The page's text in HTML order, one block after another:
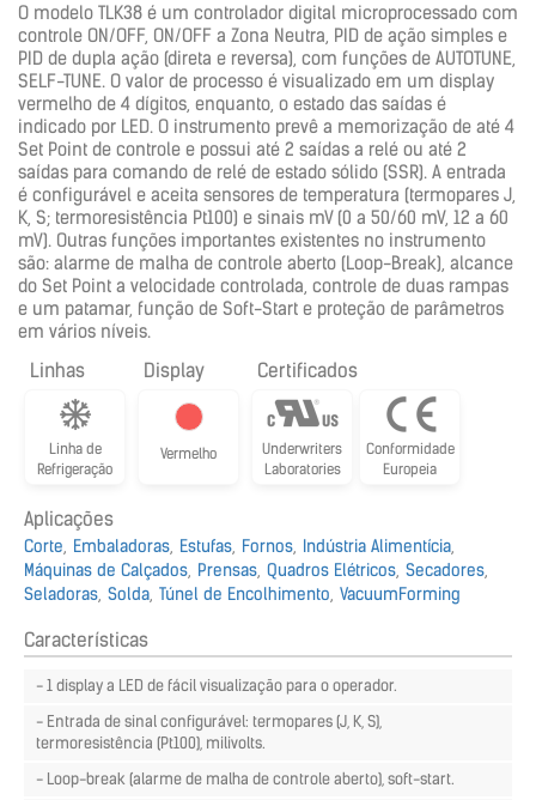
O modelo TLK38 é um controlador digital microprocessado com
controle ON/OFF, ON/OFF a Zona Neutra, PID de ação simples e
PID de dupla ação (direta e reversa), com funções de AUTOTUNE,
SELF-TUNE. O valor de processo é visualizado em um display
vermelho de 4 dígitos, enquanto, o estado das saídas é
indicado por LED. O instrumento prevê a memorização de até 4
Set Point de controle e possui até 2 saídas a relé ou até 2
saídas para comando de relé de estado sólido (SSR). A entrada
é configurável e aceita sensores de temperatura (termopares J,
K, S; termoresistência Pt100) e sinais mV (0 a 50/60 mV, 12 a 60
mV). Outras funções importantes existentes no instrumento
são: alarme de malha de controle aberto (Loop-Break), alcance
do Set Point a velocidade controlada, controle de duas rampas
e um patamar, função de Soft-Start e proteção de parâmetros
em vários níveis.
Linhas
Linha de
Refrigeração
Display
Vermelho
Certificados
Underwriters
Laboratories
Conformidade
Europeia
Aplicações
Corte Embaladoras Estufas Fornos Indústria Alimentícia
Máquinas de Calçados Prensas Quadros Elétricos Secadores
Seladoras Solda Túnel de Encolhimento VacuumForming
Características
- 1 display a LED de fácil visualização para o operador.
- Entrada de sinal configurável: termopares (J, K, S),
termoresistência (Pt100), milivolts.
- Loop-break (alarme de malha de controle aberto), soft-start.